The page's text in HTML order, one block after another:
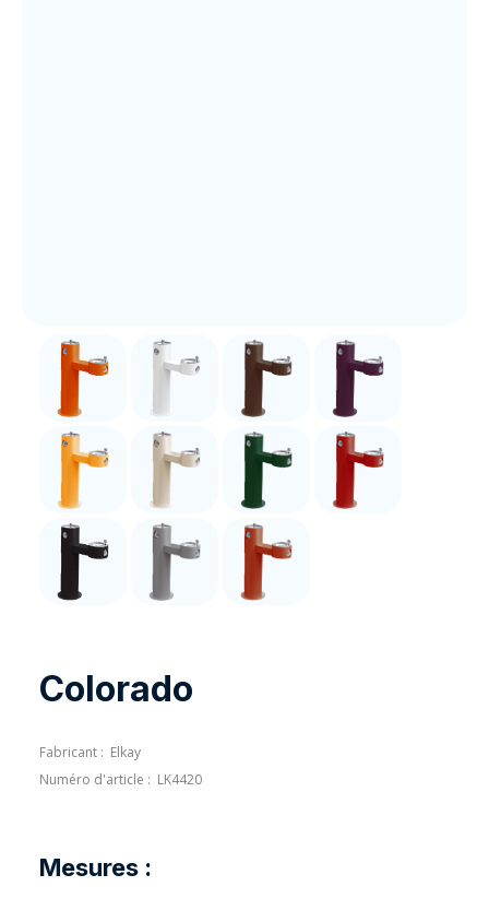
Colorado
Fabricant : Elkay
Numéro d'article : LK4420
Mesures :